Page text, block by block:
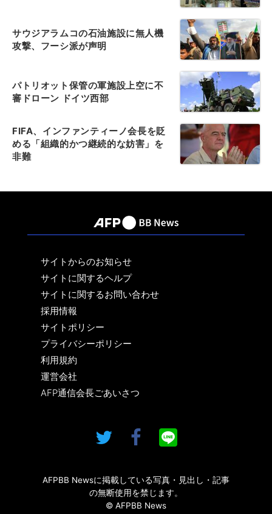
サウジアラムコの石油施設に無人機
攻撃、フーシ派が声明
パトリオット保管の軍施設上空に不
審ドローン ドイツ西部
FIFA、インファンティーノ会長を貶
める「組織的かつ継続的な妨害」を
非難
サイトからのお知らせ
サイトに関するヘルプ
サイトに関するお問い合わせ
採用情報
サイトポリシー
プライバシーポリシー
利用規約
運営会社
AFP通信会長ごあいさつ
AFPBB Newsに掲載している写真・見出し・記事
の無断使用を禁じます。
© AFPBB News